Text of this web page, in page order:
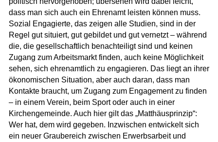
dass man sich auch ein Ehrenamt leisten können muss.
Sozial Engagierte, das zeigen alle Studien, sind in der
Regel gut situiert, gut gebildet und gut vernetzt – während
die, die gesellschaftlich benachteiligt sind und keinen
Zugang zum Arbeitsmarkt finden, auch keine Möglichkeit
sehen, sich ehrenamtlich zu engagieren. Das liegt an ihrer
ökonomischen Situation, aber auch daran, dass man
Kontakte braucht, um Zugang zum Engagement zu finden
– in einem Verein, beim Sport oder auch in einer
Kirchengemeinde. Auch hier gilt das „Matthäusprinzip“:
Wer hat, dem wird gegeben. Inzwischen entwickelt sich
ein neuer Graubereich zwischen Erwerbsarbeit und